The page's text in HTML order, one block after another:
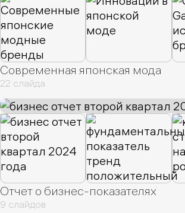
Современная японская мода
22 слайда
Отчет о бизнес-показателях
9 слайдов